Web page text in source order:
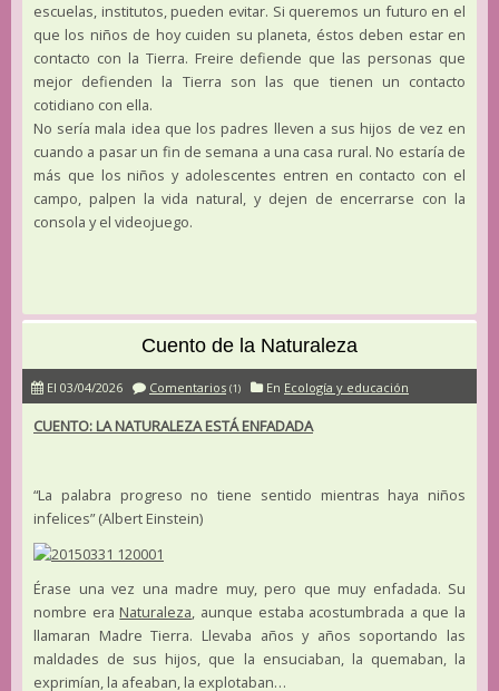
escuelas, institutos, pueden evitar. Si queremos un futuro en el
que los niños de hoy cuiden su planeta, éstos deben estar en
contacto con la Tierra. Freire defiende que las personas que
mejor defienden la Tierra son las que tienen un contacto
cotidiano con ella.
No sería mala idea que los padres lleven a sus hijos de vez en
cuando a pasar un fin de semana a una casa rural. No estaría de
más que los niños y adolescentes entren en contacto con el
campo, palpen la vida natural, y dejen de encerrarse con la
consola y el videojuego.
Cuento de la Naturaleza
El 03/04/2026 Comentarios (1) En Ecología y educación
CUENTO: LA NATURALEZA ESTÁ ENFADADA
“La palabra progreso no tiene sentido mientras haya niños
infelices” (Albert Einstein)
Érase una vez una madre muy, pero que muy enfadada. Su
nombre era Naturaleza, aunque estaba acostumbrada a que la
llamaran Madre Tierra. Llevaba años y años soportando las
maldades de sus hijos, que la ensuciaban, la quemaban, la
exprimían, la afeaban, la explotaban…